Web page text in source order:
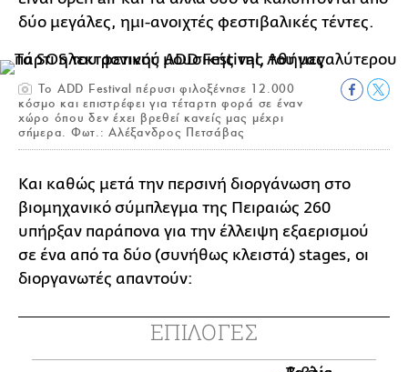
δύο μεγάλες, ημι-ανοιχτές φεστιβαλικές τέντες.
Το ADD Festival πέρυσι φιλοξένησε 12.000
κόσμο και επιστρέφει για τέταρτη φορά σε έναν
χώρο όπου δεν έχει βρεθεί κανείς μας μέχρι
σήμερα. Φωτ.: Αλέξανδρος Πετσάβας
Και καθώς μετά την περσινή διοργάνωση στο
βιομηχανικό σύμπλεγμα της Πειραιώς 260
υπήρξαν παράπονα για την έλλειψη εξαερισμού
σε ένα από τα δύο (συνήθως κλειστά) stages, οι
διοργανωτές απαντούν:
ΕΠΙΛΟΓΕΣ